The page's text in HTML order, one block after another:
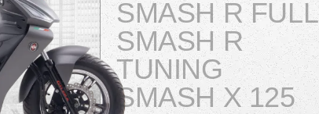
SMASH R FULL
SMASH R
TUNING
SMASH X 125